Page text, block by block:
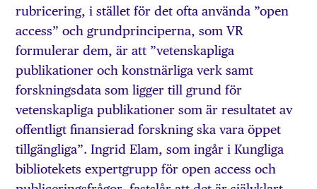
rubricering, i stället för det ofta använda ”open
access” och grundprinciperna, som VR
formulerar dem, är att ”vetenskapliga
publikationer och konstnärliga verk samt
forskningsdata som ligger till grund för
vetenskapliga publikationer som är resultatet av
offentligt finansierad forskning ska vara öppet
tillgängliga”. Ingrid Elam, som ingår i Kungliga
bibliotekets expertgrupp för open access och